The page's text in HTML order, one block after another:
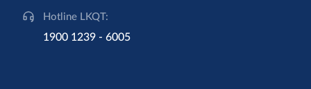
Hotline LKQT:
1900 1239 - 6005